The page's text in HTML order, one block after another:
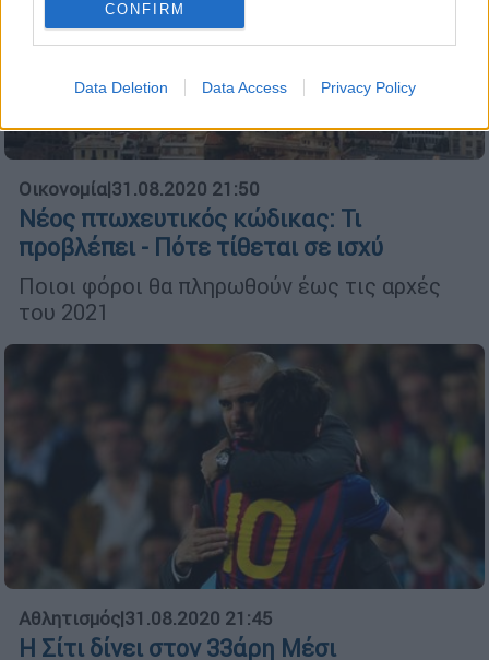
CONFIRM
Data Deletion Data Access Privacy Policy
Οικονομία|31.08.2020 21:50
Νέος πτωχευτικός κώδικας: Τι
προβλέπει - Πότε τίθεται σε ισχύ
Ποιοι φόροι θα πληρωθούν έως τις αρχές
του 2021
Αθλητισμός|31.08.2020 21:45
Η Σίτι δίνει στον 33άρη Μέσι